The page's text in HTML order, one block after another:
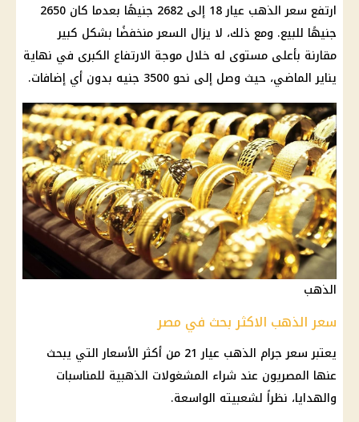
ارتفع سعر الذهب عيار 18
إلى 2682 جنيهًا بعدما كان 2650
جنيهًا للبيع. ومع ذلك، لا يزال السعر منخفضًا بشكل كبير
مقارنة بأعلى مستوى له خلال موجة الارتفاع الكبرى في نهاية
يناير الماضي، حيث وصل إلى نحو 3500 جنيه بدون أي إضافات.
الذهب
سعر الذهب الاكثر بحث في مصر
يعتبرسعر جرام الذهب عيار 21 من أكثرالأسعارالتي يبحث
عنها المصريون عند شراء المشغولات الذهبية للمناسبات
والهدايا، نظراً لشعبيته الواسعة.